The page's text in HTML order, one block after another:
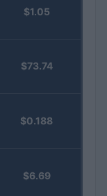
$1.05
$73.74
$0.188
$6.69